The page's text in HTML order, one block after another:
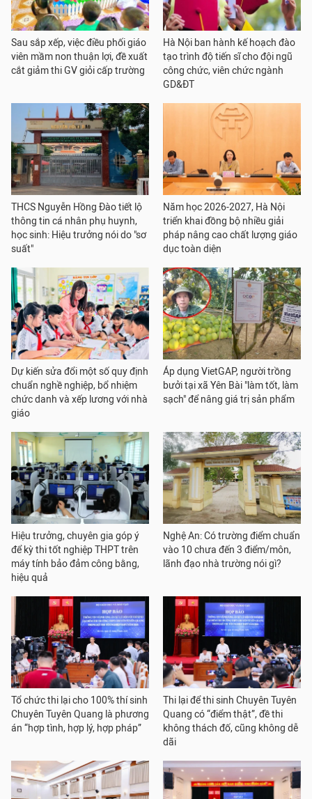
Sau sắp xếp, việc điều phối giáo
viên mầm non thuận lợi, đề xuất
cắt giảm thi GV giỏi cấp trường
Hà Nội ban hành kế hoạch đào
tạo trình độ tiến sĩ cho đội ngũ
công chức, viên chức ngành
GD&ĐT
THCS Nguyễn Hồng Đào tiết lộ
thông tin cá nhân phụ huynh,
học sinh: Hiệu trưởng nói do "sơ
suất"
Năm học 2026-2027, Hà Nội
triển khai đồng bộ nhiều giải
pháp nâng cao chất lượng giáo
dục toàn diện
Dự kiến sửa đổi một số quy định
chuẩn nghề nghiệp, bổ nhiệm
chức danh và xếp lương với nhà
giáo
Áp dụng VietGAP, người trồng
bưởi tại xã Yên Bài "làm tốt, làm
sạch" để nâng giá trị sản phẩm
Hiệu trưởng, chuyên gia góp ý
để kỳ thi tốt nghiệp THPT trên
máy tính bảo đảm công bằng,
hiệu quả
Nghệ An: Có trường điểm chuẩn
vào 10 chưa đến 3 điểm/môn,
lãnh đạo nhà trường nói gì?
Tổ chức thi lại cho 100% thí sinh
Chuyên Tuyên Quang là phương
án “hợp tình, hợp lý, hợp pháp”
Thi lại để thi sinh Chuyên Tuyên
Quang có “điểm thật”, đề thi
không thách đố, cũng không dễ
dãi